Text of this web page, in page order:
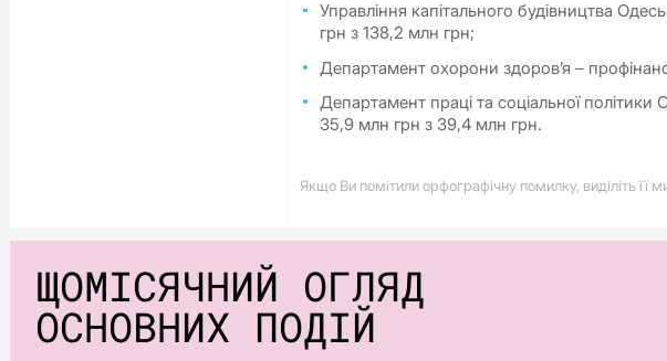
Управління капітального будівництва
грн з 138,2 млн грн;
Департамент охорони здоров’я –
Департамент праці та соціальної політики
35,9 млн грн з 39,4 млн грн.
Якщо Ви помітили орфографічну помилку, виділіть її
ЩОМІСЯЧНИЙ ОГЛЯД
ОСНОВНИХ ПОДІЙ